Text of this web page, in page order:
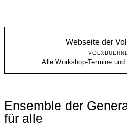
Webseite der
Alle Workshop-Termine
Ensemble der
für alle